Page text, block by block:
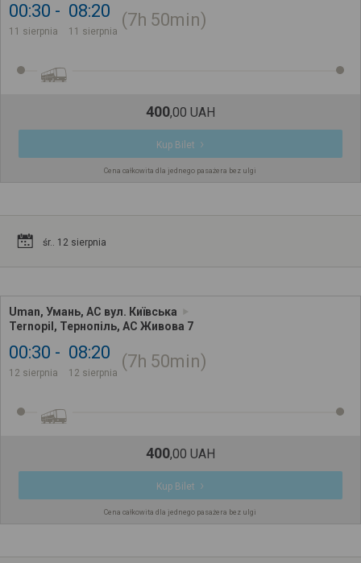
00:30
11 sierpnia
08:20
11 sierpnia
7h 50min
400,00 UAH
Kup Bilet
Cena całkowita dla jednego pasażera bez ulgi
śr.. 12 sierpnia
Uman, Умань, АС вул. Київська
Ternopil, Тернопіль, АС Живова 7
00:30
12 sierpnia
08:20
12 sierpnia
7h 50min
400,00 UAH
Kup Bilet
Cena całkowita dla jednego pasażera bez ulgi